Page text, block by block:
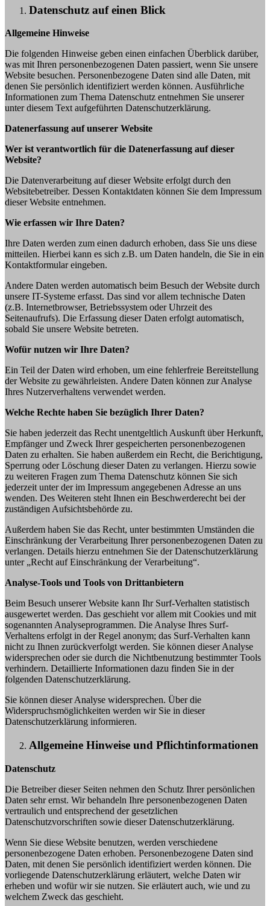
Datenschutz auf einen Blick
Allgemeine Hinweise
Die folgenden Hinweise geben einen einfachen Überblick darüber,
was mit Ihren personenbezogenen Daten passiert, wenn Sie unsere
Website besuchen. Personenbezogene Daten sind alle Daten, mit
denen Sie persönlich identifiziert werden können. Ausführliche
Informationen zum Thema Datenschutz entnehmen Sie unserer
unter diesem Text aufgeführten Datenschutzerklärung.
Datenerfassung auf unserer Website
Wer ist verantwortlich für die Datenerfassung auf dieser
Website?
Die Datenverarbeitung auf dieser Website erfolgt durch den
Websitebetreiber. Dessen Kontaktdaten können Sie dem Impressum
dieser Website entnehmen.
Wie erfassen wir Ihre Daten?
Ihre Daten werden zum einen dadurch erhoben, dass Sie uns diese
mitteilen. Hierbei kann es sich z.B. um Daten handeln, die Sie in ein
Kontaktformular eingeben.
Andere Daten werden automatisch beim Besuch der Website durch
unsere IT-Systeme erfasst. Das sind vor allem technische Daten
(z.B. Internetbrowser, Betriebssystem oder Uhrzeit des
Seitenaufrufs). Die Erfassung dieser Daten erfolgt automatisch,
sobald Sie unsere Website betreten.
Wofür nutzen wir Ihre Daten?
Ein Teil der Daten wird erhoben, um eine fehlerfreie Bereitstellung
der Website zu gewährleisten. Andere Daten können zur Analyse
Ihres Nutzerverhaltens verwendet werden.
Welche Rechte haben Sie bezüglich Ihrer Daten?
Sie haben jederzeit das Recht unentgeltlich Auskunft über Herkunft,
Empfänger und Zweck Ihrer gespeicherten personenbezogenen
Daten zu erhalten. Sie haben außerdem ein Recht, die Berichtigung,
Sperrung oder Löschung dieser Daten zu verlangen. Hierzu sowie
zu weiteren Fragen zum Thema Datenschutz können Sie sich
jederzeit unter der im Impressum angegebenen Adresse an uns
wenden. Des Weiteren steht Ihnen ein Beschwerderecht bei der
zuständigen Aufsichtsbehörde zu.
Außerdem haben Sie das Recht, unter bestimmten Umständen die
Einschränkung der Verarbeitung Ihrer personenbezogenen Daten zu
verlangen. Details hierzu entnehmen Sie der Datenschutzerklärung
unter „Recht auf Einschränkung der Verarbeitung“.
Analyse-Tools und Tools von Drittanbietern
Beim Besuch unserer Website kann Ihr Surf-Verhalten statistisch
ausgewertet werden. Das geschieht vor allem mit Cookies und mit
sogenannten Analyseprogrammen. Die Analyse Ihres Surf-
Verhaltens erfolgt in der Regel anonym; das Surf-Verhalten kann
nicht zu Ihnen zurückverfolgt werden. Sie können dieser Analyse
widersprechen oder sie durch die Nichtbenutzung bestimmter Tools
verhindern. Detaillierte Informationen dazu finden Sie in der
folgenden Datenschutzerklärung.
Sie können dieser Analyse widersprechen. Über die
Widerspruchsmöglichkeiten werden wir Sie in dieser
Datenschutzerklärung informieren.
Allgemeine Hinweise und Pflichtinformationen
Datenschutz
Die Betreiber dieser Seiten nehmen den Schutz Ihrer persönlichen
Daten sehr ernst. Wir behandeln Ihre personenbezogenen Daten
vertraulich und entsprechend der gesetzlichen
Datenschutzvorschriften sowie dieser Datenschutzerklärung.
Wenn Sie diese Website benutzen, werden verschiedene
personenbezogene Daten erhoben. Personenbezogene Daten sind
Daten, mit denen Sie persönlich identifiziert werden können. Die
vorliegende Datenschutzerklärung erläutert, welche Daten wir
erheben und wofür wir sie nutzen. Sie erläutert auch, wie und zu
welchem Zweck das geschieht.